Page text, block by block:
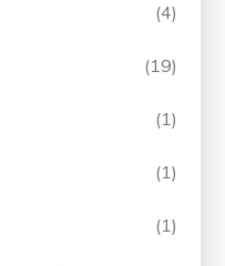
(4)
(19)
(1)
(1)
(1)